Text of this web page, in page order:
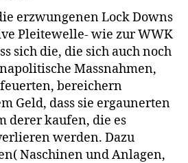
erzwungenen Lock Downs
Pleitewelle- wie zur WWK
sich die, die sich auch noch
Massnahmen,
bereichern
Geld, dass sie ergaunerten
derer kaufen, die es
werden. Dazu
Naschinen und Anlagen,